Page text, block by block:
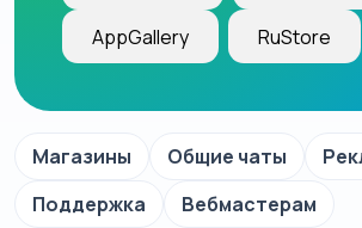
AppGallery RuStore
Магазины Общие чаты
Поддержка
Вебмастерам